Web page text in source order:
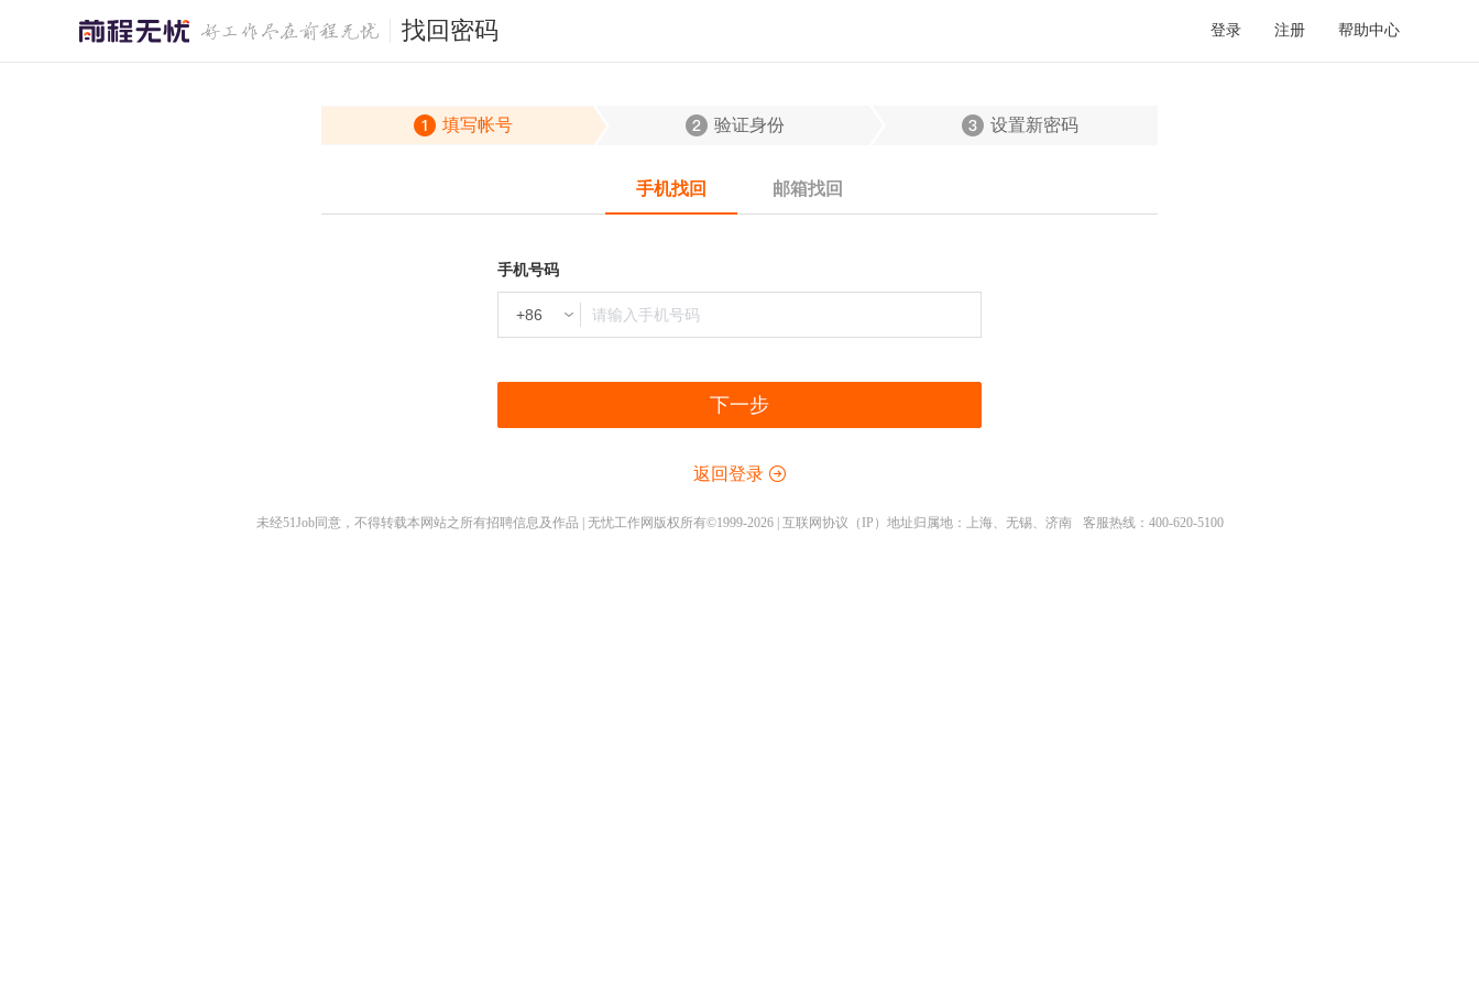
找回密码 登录 注册 帮助中心
填写帐号 验证身份 设置新密码
手机找回 邮箱找回
手机号码
下一步
返回登录
未经51Job同意，不得转载本网站之所有招聘信息及作品 | 无忧工作网版权所有©1999-2026 | 互联网协议（IP）地址归属地：上海、无锡、济南 客服热线：400-620-5100